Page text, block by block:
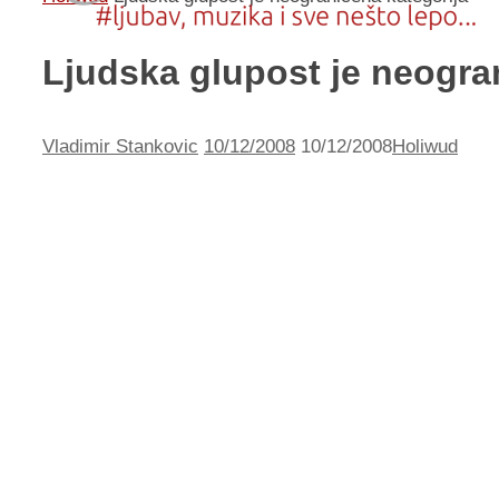
Ljudska glupost je
Vladimir Stankovic 10/12/2008 10/12/2008Holiwud